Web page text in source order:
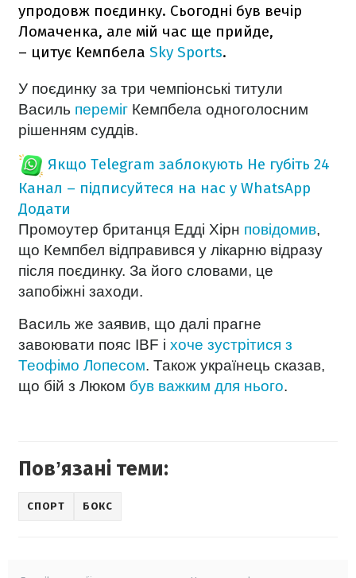
упродовж поєдинку. Сьогодні був вечір
Ломаченка, але мій час ще прийде,
– цитує Кемпбела Sky Sports.
У поєдинку за три чемпіонські титули
Василь переміг Кемпбела одноголосним
рішенням суддів.
Якщо Telegram заблокують Не губіть 24
Канал – підписуйтеся на нас у WhatsApp
Додати
Промоутер британця Едді Хірн повідомив,
що Кемпбел відправився у лікарню відразу
після поєдинку. За його словами, це
запобіжні заходи.
Василь же заявив, що далі прагне
завоювати пояс IBF і хоче зустрітися з
Теофімо Лопесом. Також українець сказав,
що бій з Люком був важким для нього.
Повʼязані теми:
СПОРТ БОКС